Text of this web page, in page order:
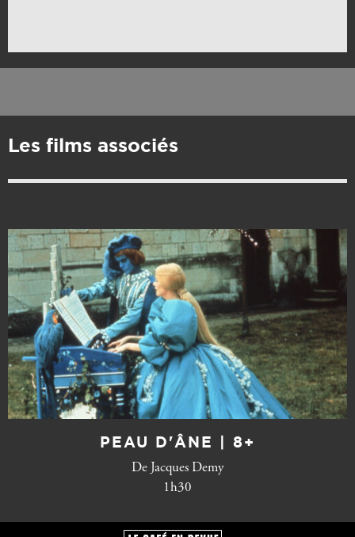
Les films associés
PEAU D'ÂNE | 8+
De Jacques Demy
1h30